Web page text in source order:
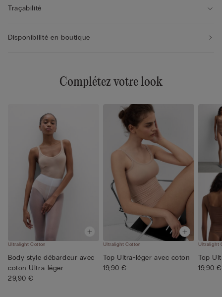
Traçabilité
Disponibilité en boutique
Complétez votre look
Ultralight Cotton
Body style débardeur avec
coton Ultra-léger
29,90 €
Ultralight Cotton
Top Ultra-léger avec coton
19,90 €
Ultralight
Top
19,90 €